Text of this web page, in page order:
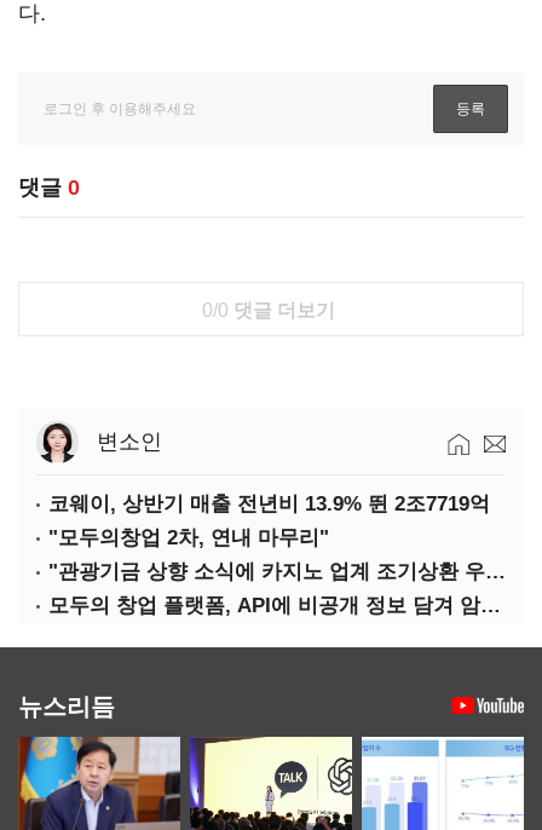
다.
댓글 0
0/0 댓글 더보기
변소인
코웨이, 상반기 매출 전년비 13.9% 뛴 2조7719억
"모두의창업 2차, 연내 마무리"
"관광기금 상향 소식에 카지노 업계 조기상환 우려"
모두의 창업 플랫폼, API에 비공개 정보 담겨 암호키까지 새나갔다
뉴스리듬